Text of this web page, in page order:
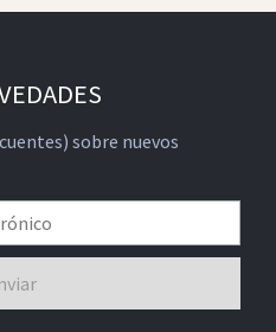
sobre nuevos